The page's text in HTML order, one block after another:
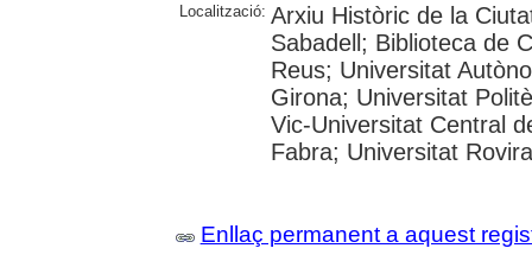
Localització: Arxiu Històric de la
Sabadell; Biblioteca de
Reus; Universitat
Girona; Universitat
Vic-Universitat Central
Fabra; Universitat
Enllaç permanent a aquest